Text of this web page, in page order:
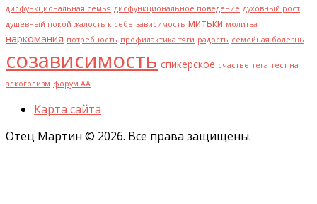
дисфункциональная семья дисфункциональное поведение духовный рост
душевный покой жалость к себе зависимость митьки молитва
наркомания потребность профилактика тяги радость семейная болезнь
созависимость спикерское счастье тега тест на
алкоголизм форум АА
Карта сайта
Отец Мартин © 2026. Все права защищены.